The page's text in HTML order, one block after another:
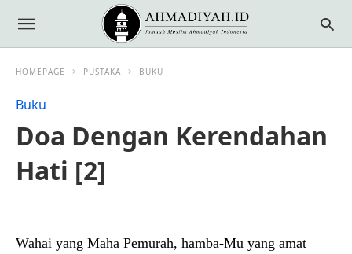
HOMEPAGE PUSTAKA BUKU
Buku
Doa Dengan Kerendahan
Hati [2]
Wahai yang Maha Pemurah, hamba-Mu yang amat